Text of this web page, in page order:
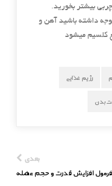
بیشتر بخورید.
داشته باشید آهن و
کلسیم میشود
رژیم غذایی
بدن
بعدی
فرمول افزایش قدرت و حجم عضله